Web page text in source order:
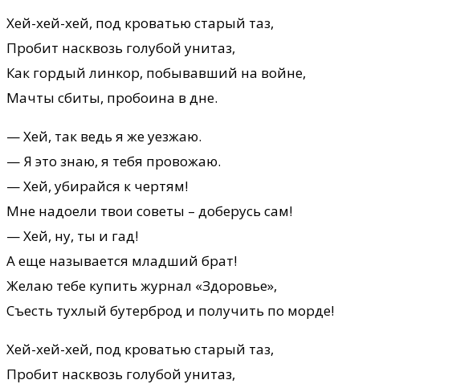
Хей-хей-хей, под кроватью старый таз,
Пробит насквозь голубой унитаз,
Как гордый линкор, побывавший на войне,
Мачты сбиты, пробоина в дне.
— Хей, так ведь я же уезжаю.
— Я это знаю, я тебя провожаю.
— Хей, убирайся к чертям!
Мне надоели твои советы – доберусь сам!
— Хей, ну, ты и гад!
А еще называется младший брат!
Желаю тебе купить журнал «Здоровье»,
Съесть тухлый бутерброд и получить по морде!
Хей-хей-хей, под кроватью старый таз,
Пробит насквозь голубой унитаз,